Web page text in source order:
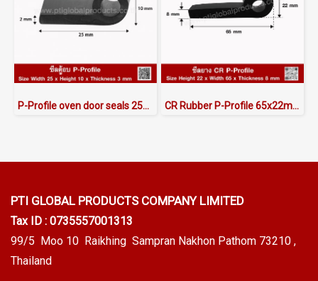
P-Profile oven door seals 25x10 mm CR Rubber P-Profile 65x22mm
PTI GLOBAL PRODUCTS COMPANY LIMITED
Tax ID : 0735557001313
99/5 Moo 10 Raikhing Sampran Nakhon Pathom 73210 ,
Thailand